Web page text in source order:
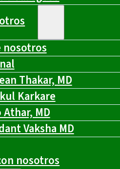
nosotros
Thakar, MD
Karkare
Athar, MD
Vaksha MD
nosotros